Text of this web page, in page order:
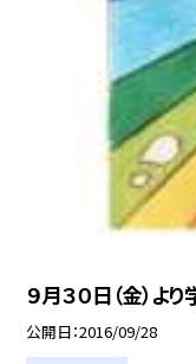
９月３０日（金）よ
公開日 2016/09/28